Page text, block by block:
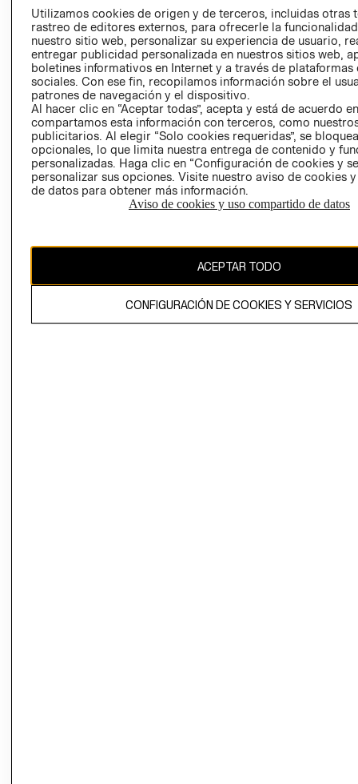
RELACIÓN CON
INVERSIONISTAS
POLÍTICA
EMPRESARIAL
- RETIRO EN
TIENDA
TÉRMINOS Y
CONDICIONES
AVISO DE
PRIVACIDAD
GIFT CARD
AVISO DE
COOKIES
Utilizamos cookies de origen y de terceros, incluidas otras
rastreo de editores externos, para ofrecerle la
nuestro sitio web, personalizar su experiencia de usuario,
entregar publicidad personalizada en nuestros sitios web,
boletines informativos en Internet y a través de plataformas
sociales. Con ese fin, recopilamos información sobre el
patrones de navegación y el dispositivo.
Al hacer clic en “Aceptar todas”, acepta y está de acuerdo
compartamos esta información con terceros, como
publicitarios. Al elegir “Solo cookies requeridas”, se
opcionales, lo que limita nuestra entrega de contenido y
personalizadas. Haga clic en “Configuración de cookies y
personalizar sus opciones. Visite nuestro aviso de cookies
de datos para obtener más información.
Aviso de cookies y uso compartido de datos
ACEPTAR TODO
CONFIGURACIÓN DE COOKIES Y SERVICIOS